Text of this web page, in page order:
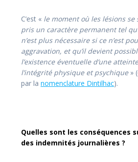
C’est « le moment où les lésions se
pris un caractère permanent tel
n’est plus nécessaire si ce n’est
aggravation, et qu’il devient
l’existence éventuelle d’une
l’intégrité physique et psychique»
par la nomenclature Dintilhac).
Quelles sont les conséquences
des indemnités journalières ?